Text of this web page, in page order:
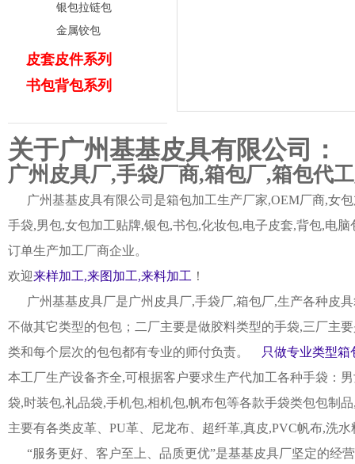
银包拉链包
金属铰包
皮套皮件系列
书包背包系列
关于广州基基皮具有限公司：
广州皮具厂,手袋厂商,箱包厂,箱包代
广州基基皮具有限公司是箱包加工生产厂家,OEM厂商,女
手袋,男包,女包加工贴牌,银包,书包,化妆包,电子皮套,背包,电
订单生产加工厂商企业。
欢迎来样加工,来图加工,来料加工 ！
广州基基皮具厂是广州皮具厂,手袋厂,箱包厂,生产各种皮
不做其它类型的包包；二厂主要是做胶料类型的手袋,三厂主
类和每个层次的包包都有专业的师付负责。
只做专业类型箱
本工厂生产设备齐全,可根据客户要求生产代加工各种手袋：
袋,时装包,礼品袋,手机包,相机包,帆布包等各款手袋类包包制
主要有各类皮革、PU革、尼龙布、超纤革,真皮,PVC帆布,洗
“服务更好、客户至上、品质更优”是基基皮具厂坚定的经